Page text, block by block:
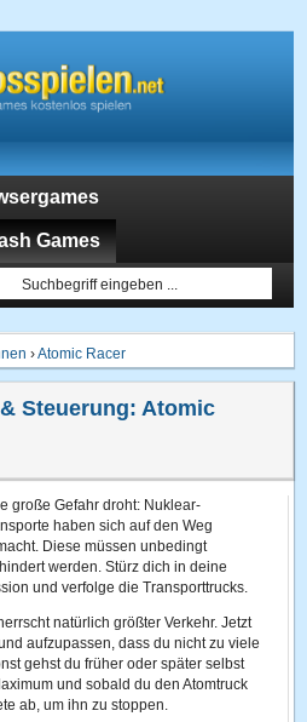
Games
›Atomic Racer
Steuerung:Atomic
große Gefahr droht: Nuklear-
haben sich auf den Weg
Diese müssen unbedingt
werden. Stürz dich in deine
und verfolge die Transporttrucks.
natürlich größter Verkehr. Jetzt
aufzupassen, dass du nicht zu viele
gehst du früher oder später selbst
und sobald du den Atomtruck
ab, um ihn zu stoppen.